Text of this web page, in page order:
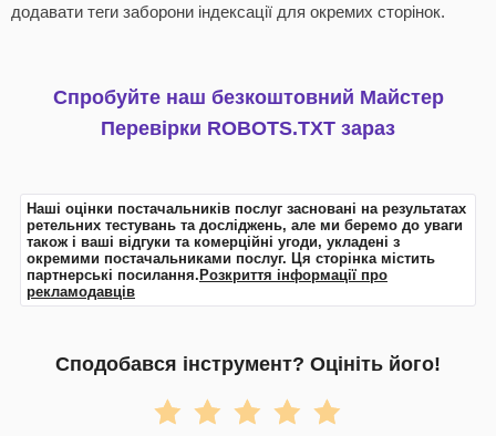
додавати теги заборони індексації для окремих сторінок.
Спробуйте наш безкоштовний Майстер
Перевірки ROBOTS.TXT зараз
Наші оцінки постачальників послуг засновані на результатах
ретельних тестувань та досліджень, але ми беремо до уваги
також і ваші відгуки та комерційні угоди, укладені з
окремими постачальниками послуг. Ця сторінка містить
партнерські посилання. Розкриття інформації про
рекламодавців
Сподобався інструмент? Оцініть його!